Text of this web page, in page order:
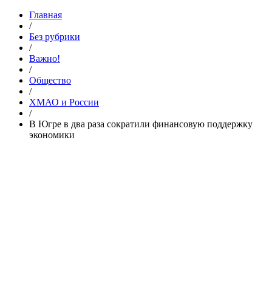
Главная
/
Без рубрики
/
Важно!
/
Общество
/
ХМАО и России
/
В Югре в два раза сократили финансовую поддержку
экономики